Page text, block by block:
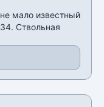
мало известный
Ствольная